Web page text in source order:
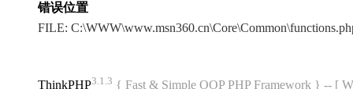
错误位置
FILE:
ThinkPHP3.1.3 { Fast & Simple OOP PHP Framework } -- [